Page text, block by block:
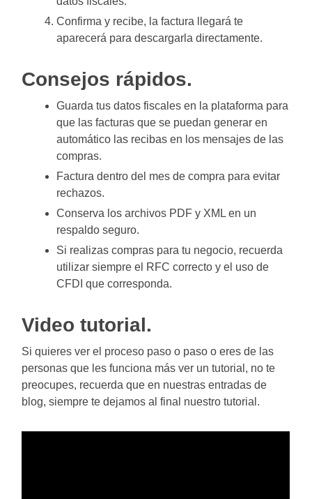
Confirma y recibe, la factura llegará te
aparecerá para descargarla directamente.
Consejos rápidos.
Guarda tus datos fiscales en la plataforma para
que las facturas que se puedan generar en
automático las recibas en los mensajes de las
compras.
Factura dentro del mes de compra para evitar
rechazos.
Conserva los archivos PDF y XML en un
respaldo seguro.
Si realizas compras para tu negocio, recuerda
utilizar siempre el RFC correcto y el uso de
CFDI que corresponda.
Video tutorial.
Si quieres ver el proceso paso o paso o eres de las
personas que les funciona más ver un tutorial, no te
preocupes, recuerda que en nuestras entradas de
blog, siempre te dejamos al final nuestro tutorial.